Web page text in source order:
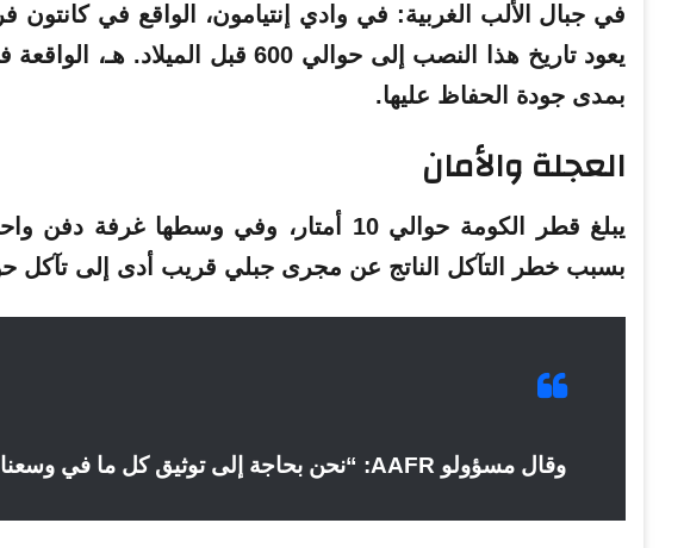
في جبال الألب الغربية: في وادي إنتيامون، الواقع في كانتون
يعود تاريخ هذا النصب إلى حوالي 600 قبل
بمدى جودة الحفاظ عليها.
العجلة والأمان
يبلغ قطر الكومة حوالي 10 أمتار، وفي
بسبب خطر التآكل الناتج عن مجرى جبلي قريب أدى إلى تآكل
وقال مسؤولو AAFR: “نحن بحاجة إلى توثيق كل ما في وسعنا قبل أن تأخذ الطبيعة مجراها”.